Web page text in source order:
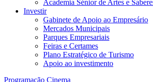
Academia Sénior de Artes e
Investir
Gabinete de Apoio ao Empresário
Mercados Municipais
Parques Empresariais
Feiras e Certames
Plano Estratégico de Turismo
Apoio ao investimento
Programação Cinema